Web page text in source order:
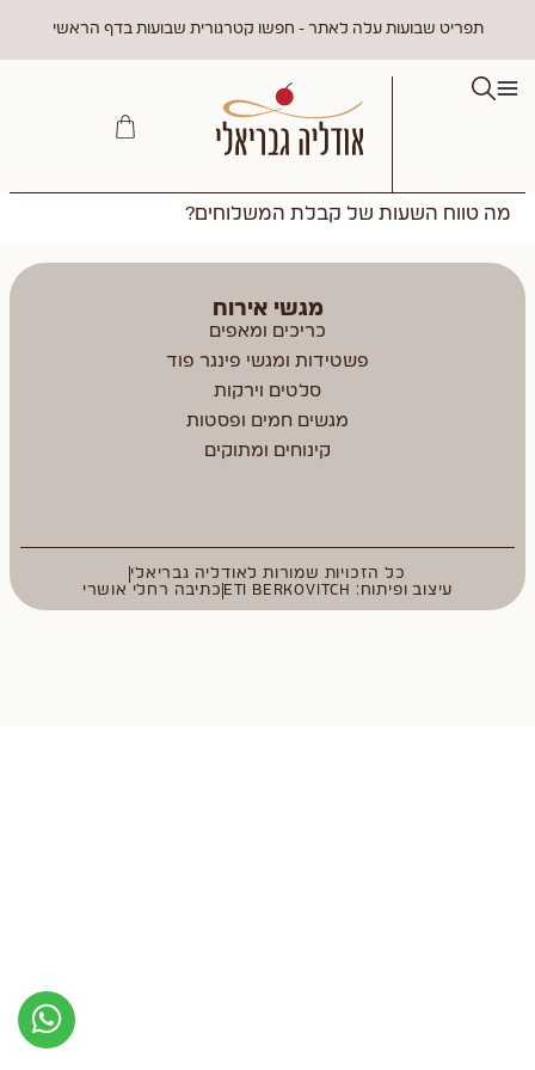
תפריט שבועות עלה לאתר - חפשו קטרגורית שבועות בדף הראשי
מה טווח השעות של קבלת המשלוחים?
מגשי אירוח
כריכים ומאפים
פשטידות ומגשי פינגר פוד
סלטים וירקות
מגשים חמים ופסטות
קינוחים ומתוקים
כל הזכויות שמורות לאודליה גבריאלי
עיצוב ופיתוח: ETI BERKOVITCH
כתיבה רחלי אושרי